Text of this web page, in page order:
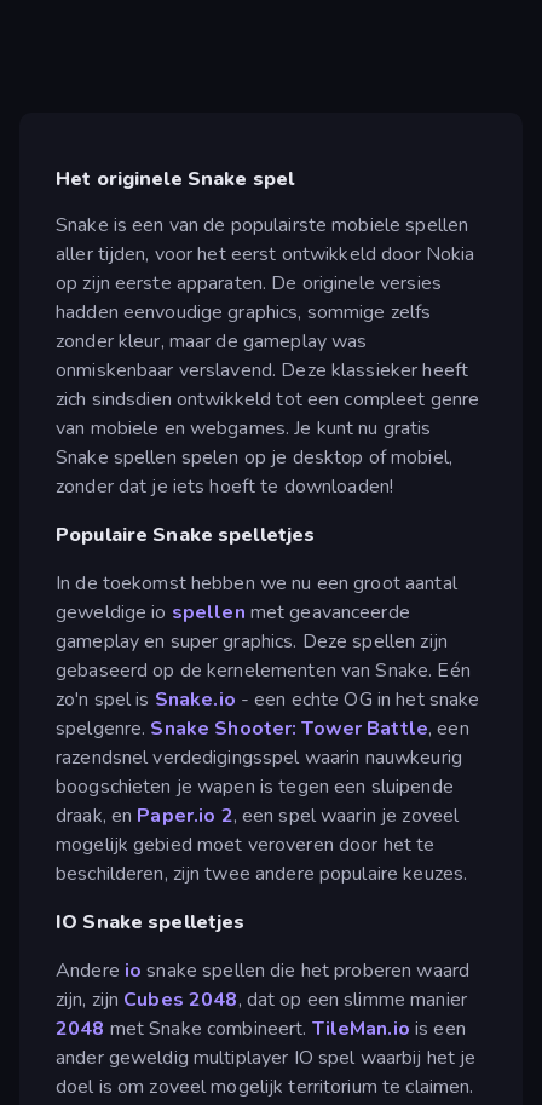
Het originele Snake spel
Snake is een van de populairste mobiele spellen
aller tijden, voor het eerst ontwikkeld door Nokia
op zijn eerste apparaten. De originele versies
hadden eenvoudige graphics, sommige zelfs
zonder kleur, maar de gameplay was
onmiskenbaar verslavend. Deze klassieker heeft
zich sindsdien ontwikkeld tot een compleet genre
van mobiele en webgames. Je kunt nu gratis
Snake spellen spelen op je desktop of mobiel,
zonder dat je iets hoeft te downloaden!
Populaire Snake spelletjes
In de toekomst hebben we nu een groot aantal
geweldige io spellen met geavanceerde
gameplay en super graphics. Deze spellen zijn
gebaseerd op de kernelementen van Snake. Eén
zo'n spel is Snake.io - een echte OG in het snake
spelgenre. Snake Shooter: Tower Battle, een
razendsnel verdedigingsspel waarin nauwkeurig
boogschieten je wapen is tegen een sluipende
draak, en Paper.io 2, een spel waarin je zoveel
mogelijk gebied moet veroveren door het te
beschilderen, zijn twee andere populaire keuzes.
IO Snake spelletjes
Andere io snake spellen die het proberen waard
zijn, zijn Cubes 2048, dat op een slimme manier
2048 met Snake combineert. TileMan.io is een
ander geweldig multiplayer IO spel waarbij het je
doel is om zoveel mogelijk territorium te claimen.